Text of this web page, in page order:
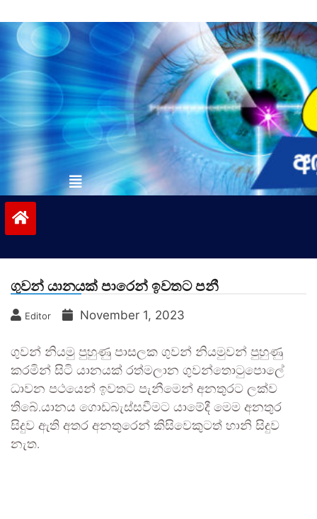
to
contentvinivida.lk
ගුවන් යානයක් පාරෙන් ඉවතට පනී
Editor November 1, 2023
ගුවන් නියමු පුහුණු පාසලක ගුවන් නියමුවන් පුහුණු
කරමින් සිටි යානයක් රත්මලාන ගුවන්තොටුපොලේ
ධාවන පථයෙන් ඉවතට පැනීමෙන් අනතුරට ලක්ව
තිබේ.යානය ගොඩබැස්සවීමට යාමේදී මෙම අනතුර
සිදුව ඇති අතර අනතුරෙන් කිසිවෙකුටත් හානි සිදුව
නැත.